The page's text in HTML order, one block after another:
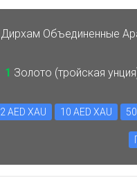
Дирхам Объединенные
1 Золото (тройская
2 AED XAU 10 AED XAU